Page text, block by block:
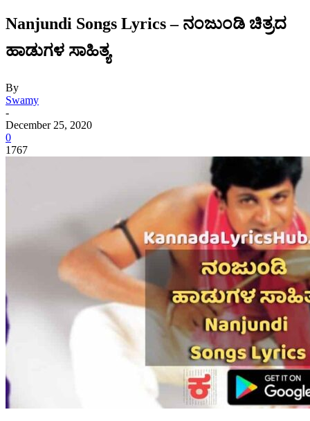
Nanjundi Songs Lyrics – ನಂಜುಂಡಿ ಚಿತ್ರದ
ಹಾಡುಗಳ ಸಾಹಿತ್ಯ
By
Swamy
-
December 25, 2020
0
1767